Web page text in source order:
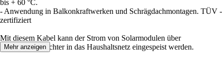
bis + 60 °C.
- Anwendung in Balkonkraftwerken und Schrägdachmontagen. TÜV -
zertifiziert
Mit diesem Kabel kann der Strom von Solarmodulen über
Mikrowechselrichter in das Haushaltsnetz eingespeist werden.
Mehr anzeigen